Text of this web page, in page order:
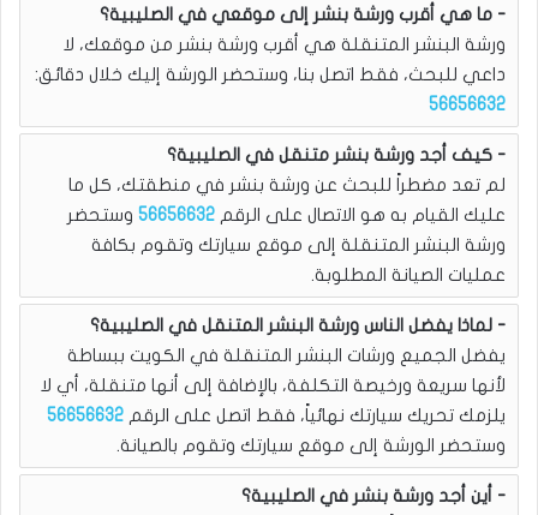
ما هي أقرب ورشة بنشر إلى موقعي في الصليبية؟
ورشة البنشر المتنقلة هي أقرب ورشة بنشر من موقعك، لا
داعي للبحث، فقط اتصل بنا، وستحضر الورشة إليك خلال دقائق:
56656632
كيف أجد ورشة بنشر متنقل في الصليبية؟
لم تعد مضطراً للبحث عن ورشة بنشر في منطقتك، كل ما
عليك القيام به هو الاتصال على الرقم 56656632 وستحضر
ورشة البنشر المتنقلة إلى موقع سيارتك وتقوم بكافة
عمليات الصيانة المطلوبة.
لماذا يفضل الناس ورشة البنشر المتنقل في الصليبية؟
يفضل الجميع ورشات البنشر المتنقلة في الكويت ببساطة
لأنها سريعة ورخيصة التكلفة، بالإضافة إلى أنها متنقلة، أي لا
يلزمك تحريك سيارتك نهائياً، فقط اتصل على الرقم 56656632
وستحضر الورشة إلى موقع سيارتك وتقوم بالصيانة.
أين أجد ورشة بنشر في الصليبية؟